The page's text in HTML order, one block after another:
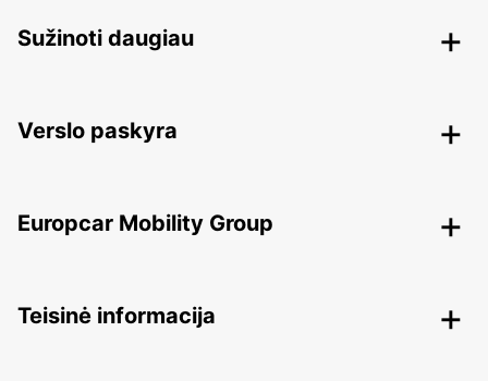
Sužinoti daugiau
Verslo paskyra
Europcar Mobility Group
Teisinė informacija